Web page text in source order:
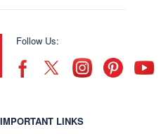
Follow Us:
IMPORTANT LINKS